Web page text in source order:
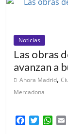
Noticias
Las obras
avanzan a
Ahora Madrid,
Mercadona
W